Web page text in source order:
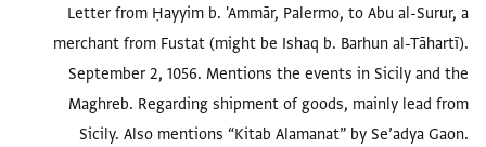
Letter from Ḥayyim b. 'Ammār, Palermo, to Abu al-Surur, a
merchant from Fustat (might be Ishaq b. Barhun al-Tāhartī).
September 2, 1056. Mentions the events in Sicily and the
Maghreb. Regarding shipment of goods, mainly lead from
Sicily. Also mentions “Kitab Alamanat” by Se’adya Gaon.